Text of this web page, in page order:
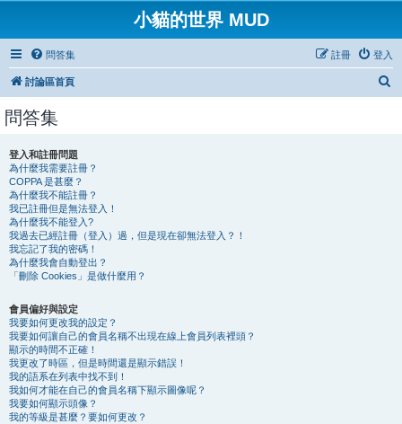
小貓的世界 MUD
問答集 登入
註冊
討論區首頁
問答集
登入和註冊問題
為什麼我需要註冊？
COPPA 是甚麼？
為什麼我不能註冊？
我已註冊但是無法登入！
為什麼我不能登入?
我過去已經註冊（登入）過，但是現在卻無法登入？！
我忘記了我的密碼！
為什麼我會自動登出？
「刪除 Cookies」是做什麼用？
會員偏好與設定
我要如何更改我的設定？
我要如何讓自己的會員名稱不出現在線上會員列表裡頭？
顯示的時間不正確！
我更改了時區，但是時間還是顯示錯誤！
我的語系在列表中找不到！
我如何才能在自己的會員名稱下顯示圖像呢？
我要如何顯示頭像？
我的等級是甚麼？要如何更改？